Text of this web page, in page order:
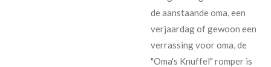
de aanstaande oma, een
verjaardag of gewoon een
verrassing voor oma, de
"Oma's Knuffel" romper is